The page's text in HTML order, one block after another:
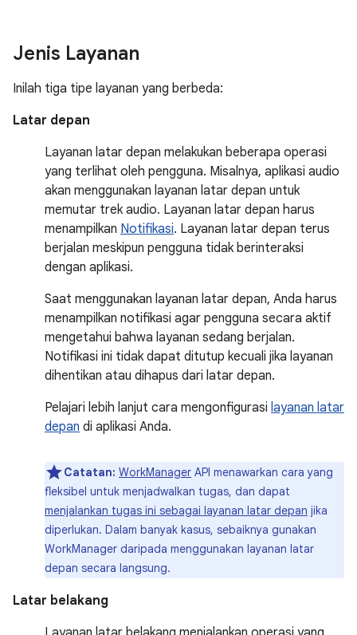
Jenis Layanan
Inilah tiga tipe layanan yang berbeda:
Latar depan
Layanan latar depan melakukan beberapa operasi
yang terlihat oleh pengguna. Misalnya, aplikasi audio
akan menggunakan layanan latar depan untuk
memutar trek audio. Layanan latar depan harus
menampilkan Notifikasi. Layanan latar depan terus
berjalan meskipun pengguna tidak berinteraksi
dengan aplikasi.
Saat menggunakan layanan latar depan, Anda harus
menampilkan notifikasi agar pengguna secara aktif
mengetahui bahwa layanan sedang berjalan.
Notifikasi ini tidak dapat ditutup kecuali jika layanan
dihentikan atau dihapus dari latar depan.
Pelajari lebih lanjut cara mengonfigurasi layanan latar
depan di aplikasi Anda.
Catatan: WorkManager API menawarkan cara yang
fleksibel untuk menjadwalkan tugas, dan dapat
menjalankan tugas ini sebagai layanan latar depan jika
diperlukan. Dalam banyak kasus, sebaiknya gunakan
WorkManager daripada menggunakan layanan latar
depan secara langsung.
Latar belakang